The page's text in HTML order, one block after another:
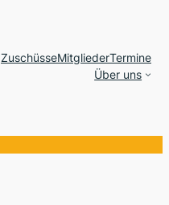
ZuschüsseMitgliederTermine
Über uns